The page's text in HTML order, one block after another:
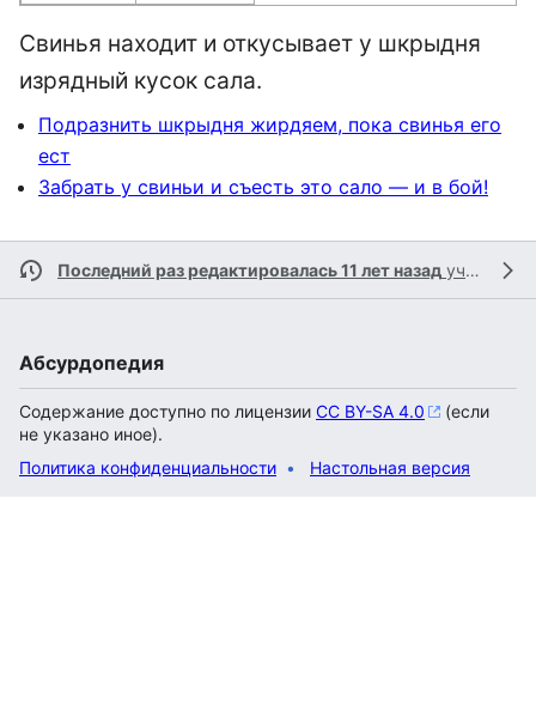
Свинья находит и откусывает у шкрыдня
изрядный кусок сала.
Подразнить шкрыдня жирдяем, пока свинья его
ест
Забрать у свиньи и съесть это сало — и в бой!
Последний раз редактировалась 11 лет назад участником
Абсурдопедия
Содержание доступно по лицензии CC BY-SA 4.0
(если
не указано иное).
Политика конфиденциальности
Настольная версия